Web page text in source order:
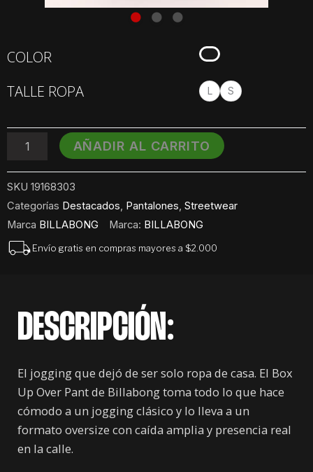
COLOR
TALLE ROPA
L S
Billabong
Up
AÑADIR AL CARRITO
SKU 19168303
Categorías Destacados Pantalones Streetwear
Marca BILLABONG Marca: BILLABONG
Envío gratis en compras mayores a $2.000
DESCRIPCIÓN:
El jogging que dejó de ser solo ropa de casa. El Box
Up Over Pant de Billabong toma todo lo que hace
cómodo a un jogging clásico y lo lleva a un
formato oversize con caída amplia y presencia real
en la calle.